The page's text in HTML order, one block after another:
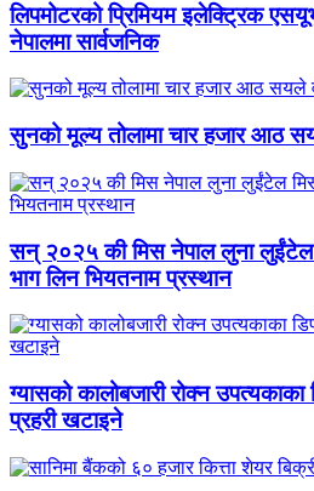
लिपमोटरको प्रिमियम इलेक्ट्रिक
नेपालमा सार्वजनिक
सुनको मूल्य तोलामा चार हजार आठ
सन् २०२५ की मिस नेपाल लुना लुईंटेल
भाग लिन भियतनाम प्रस्थान
ग्यासको कालोबजारी रोक्न उपत्यकाका
प्रहरी खटाइने